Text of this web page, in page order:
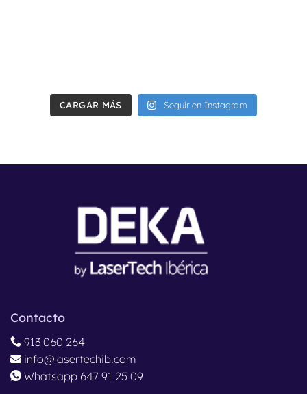
CARGAR MÁS Seguir en Instagram
Contacto
913 060 264
info@lasertechib.com
Whatsapp 647 91 25 09